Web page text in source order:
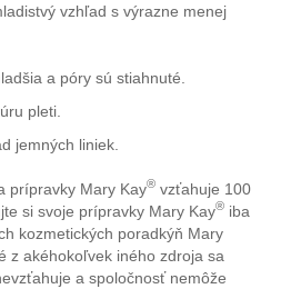
vzhľad s výrazne menej
a póry sú stiahnuté.
pleti.
jemných liniek.
prípravky Mary Kay® vzťahuje 100
si svoje prípravky Mary Kay® iba
kozmetických poradkýň Mary
z akéhokoľvek iného zdroja sa
a spoločnosť nemôže